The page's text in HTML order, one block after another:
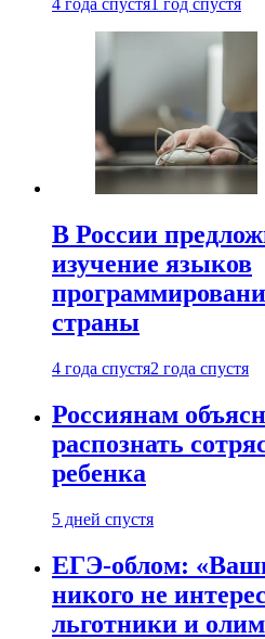
4 года спустя 1 год спустя
В России
изучение языков
страны
4 года спустя2 года спустя
Россиянам
распознать
ребенка
5 дней спустя
ЕГЭ-облом:
никого не
льготники и